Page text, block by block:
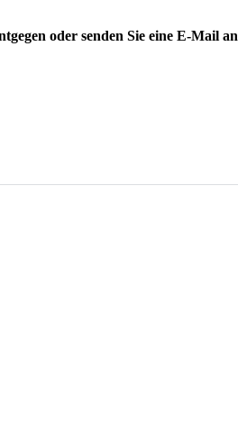
oder senden Sie eine E-Mail an